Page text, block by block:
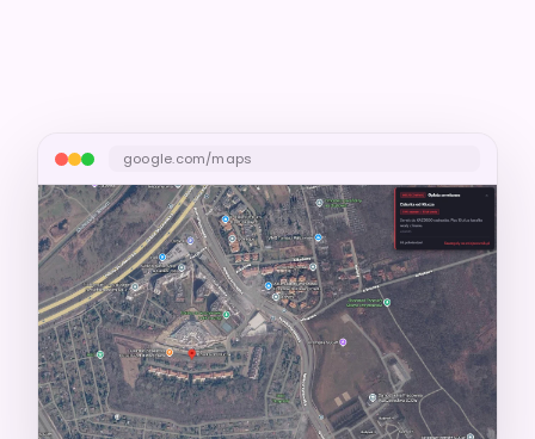
google.com/maps
Twój screen: baner ostrzegawczy na Google Maps